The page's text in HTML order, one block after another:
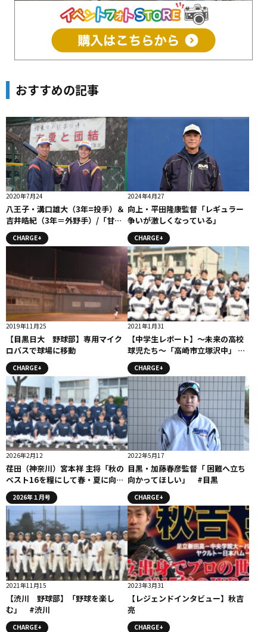
おすすめの記事
2020年7月24
八王子・溝口雄大（3年=投手）＆
吉井皓紀（3年＝外野手）/「甘
さ」の改善を誓う投打の中心 コラ
ムCHARGE+
2024年4月27
向上・平田隆康監督「レギュラー
争いが激しくなっている」
CHARGE+
2019年11月25
【目黒日大 野球部】専用マイク
ロバスで球場に移動
CHARGE+
2021年1月31
【中学生レポート】〜未来の高校
球児たち〜「高崎市立塚沢中」 #
中学野球部
CHARGE+
2026年2月12
荏田（神奈川）宮本祥 主将「秋の
ベスト16を糧にして春・夏に向か
って挑戦していきたい」
2026年１月号
2022年5月17
目黒・加藤春彦監督「 困難へ立ち
向かってほしい」 #目黒
CHARGE+
2021年11月15
【渋川 野球部】「野球を楽し
む」 #渋川
CHARGE+
2023年3月31
【レジェンドインタビュー】秋吉
亮
CHARGE+